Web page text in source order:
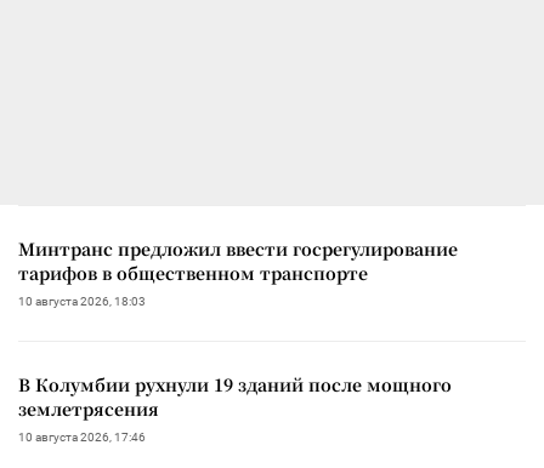
Минтранс предложил ввести госрегулирование
тарифов в общественном транспорте
10 августа 2026, 18:03
В Колумбии рухнули 19 зданий после мощного
землетрясения
10 августа 2026, 17:46